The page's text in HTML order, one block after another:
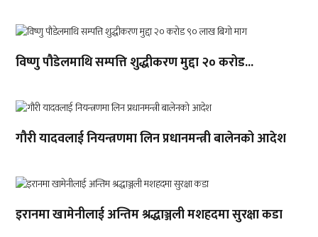
विष्णु पौडेलमाथि सम्पत्ति शुद्धीकरण मुद्दा २० करोड...
गौरी यादवलाई नियन्त्रणमा लिन प्रधानमन्त्री बालेनको आदेश
इरानमा खामेनीलाई अन्तिम श्रद्धाञ्जली मशहदमा सुरक्षा कडा